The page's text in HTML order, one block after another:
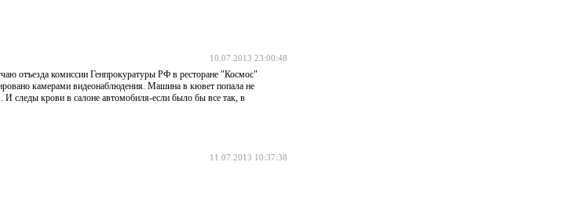
10.07.2013 23:00:48
отъезда комиссии Генпрокуратуры РФ в ресторане "Космос"
камерами видеонаблюдения. Машина в кювет попала не
И следы крови в салоне автомобиля-если было бы все так, в
11.07.2013 10:37:38